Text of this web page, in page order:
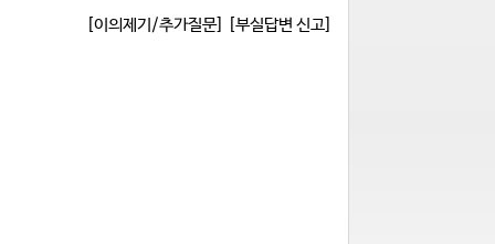
[이의제기/추가질문] [부실답변 신고]